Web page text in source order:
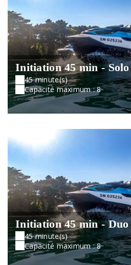
Initiation 45 min - Solo
45 minute(s)
Capacité maximum : 8
Initiation 45 min - Duo
45 minute(s)
Capacité maximum : 8